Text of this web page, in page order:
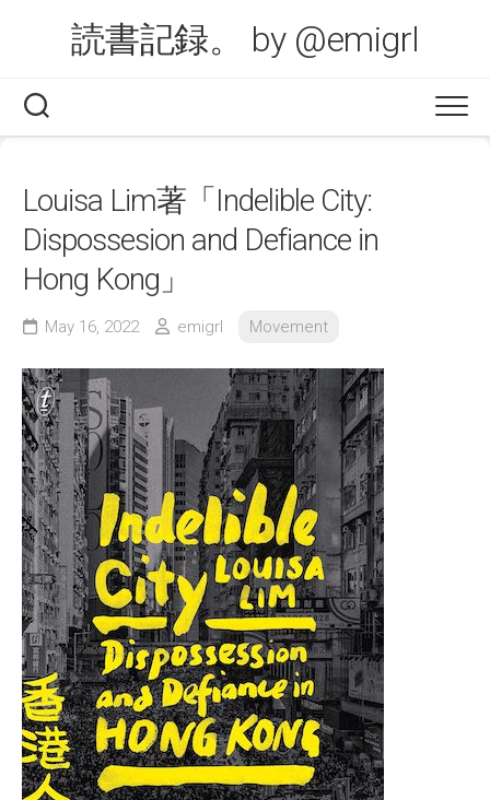
読書記録。 by @emigrl
Louisa Lim著「Indelible City:
Dispossesion and Defiance in
Hong Kong」
May 16, 2022 emigrl Movement